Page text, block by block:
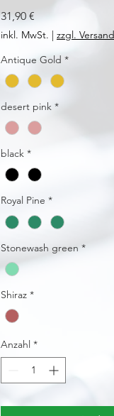
31,90 €
inkl. MwSt. | zzgl. Versand
Antique Gold *
desert pink *
black *
Royal Pine *
Stonewash green *
Shiraz *
Anzahl *